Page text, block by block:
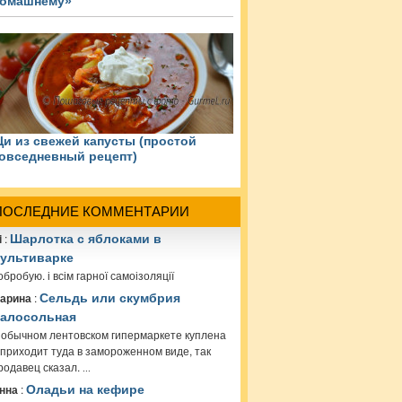
из свежей капусты (простой
рецепт)
КОММЕНТАРИИ
: Шарлотка с яблоками в
і всім гарної самоізоляції
:Сельдь или скумбрия
лентовском гипермаркете куплена
туда в замороженном виде, так
сказал. ...
:Оладьи на кефире